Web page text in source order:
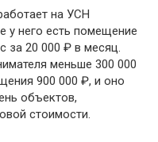
на УСН
у него есть помещение
за 20 000 ₽ в месяц.
меньше 300 000
900 000 ₽, и оно
объектов,
стоимости.